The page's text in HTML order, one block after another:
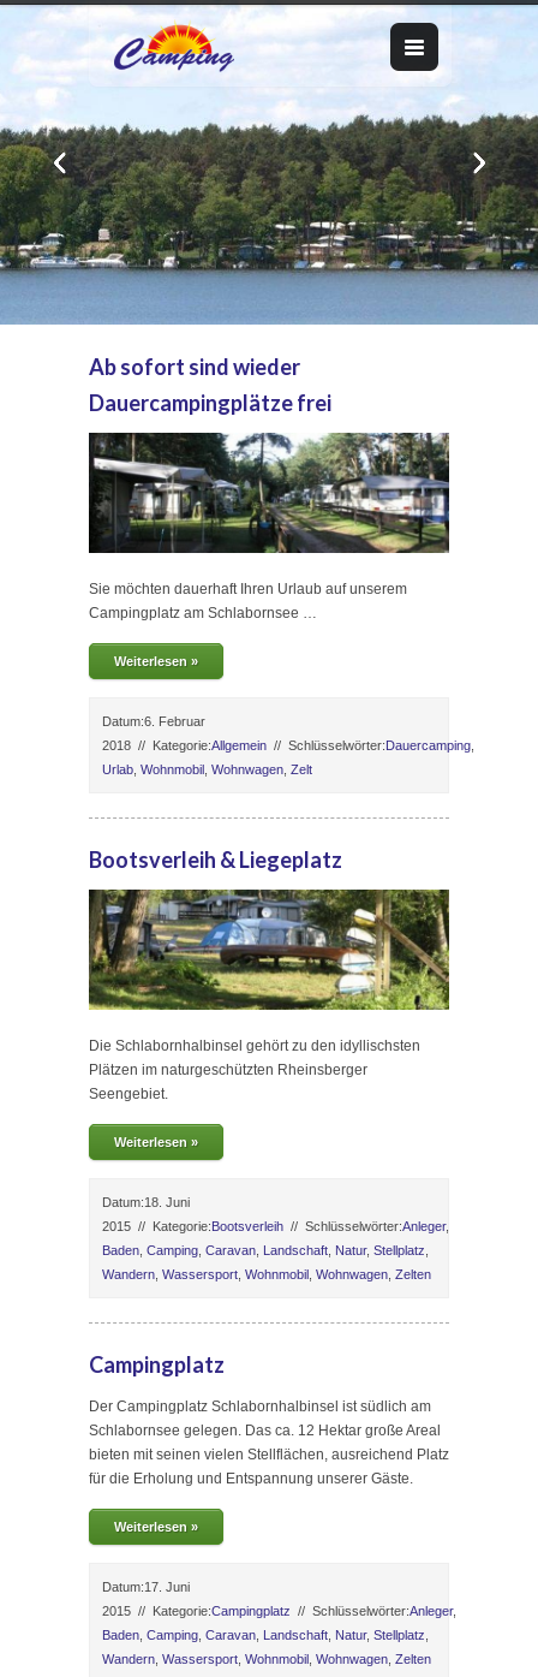
Ab sofort sind wieder
Dauercampingplätze frei
Sie möchten dauerhaft Ihren Urlaub auf unserem
Campingplatz am Schlabornsee …
Weiterlesen »
Datum:6. Februar
2018 // Kategorie:Allgemein // Schlüsselwörter:Dauercamping
Urlab Wohnmobil Wohnwagen Zelt
Bootsverleih & Liegeplatz
Die Schlabornhalbinsel gehört zu den idyllischsten
Plätzen im naturgeschützten Rheinsberger
Seengebiet.
Weiterlesen »
Datum:18. Juni
2015 // Kategorie:Bootsverleih // Schlüsselwörter:Anleger,
Baden Camping Caravan Landschaft Natur, Stellplatz
Wandern Wassersport Wohnmobil Wohnwagen Zelten
Campingplatz
Der Campingplatz Schlabornhalbinsel ist südlich am
Schlabornsee gelegen. Das ca. 12 Hektar große Areal
bieten mit seinen vielen Stellflächen, ausreichend Platz
für die Erholung und Entspannung unserer Gäste.
Weiterlesen »
Datum:17. Juni
2015 // Kategorie:Campingplatz // Schlüsselwörter:Anleger,
Baden Camping Caravan Landschaft Natur, Stellplatz
Wandern Wassersport Wohnmobil Wohnwagen Zelten